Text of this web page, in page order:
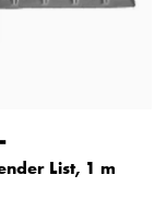
List, 1 m